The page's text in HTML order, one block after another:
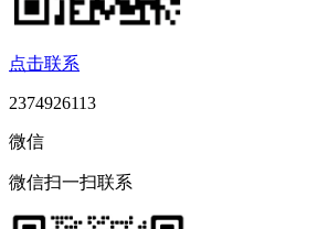
点击联系
2374926113
微信
微信扫一扫联系